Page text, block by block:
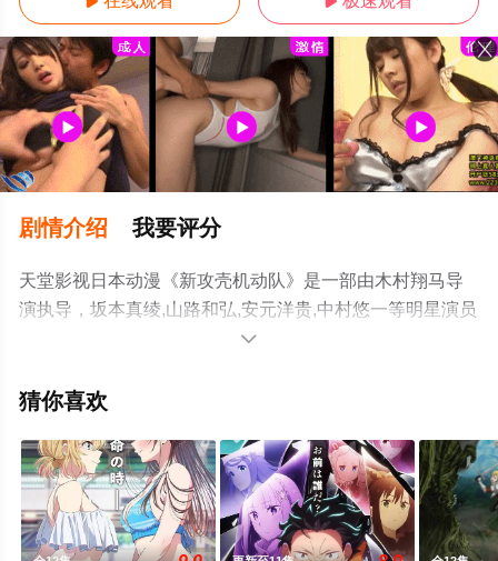
剧情介绍 我要评分
天堂影视日本动漫《新攻壳机动队》是一部由木村翔马导
演执导，坂本真绫,山路和弘,安元洋贵,中村悠一等明星演员
精彩演绎的日本动漫，手机免费观看高清未删减完整版动
漫、电视猫或剧情网等平台了解。

猜你喜欢